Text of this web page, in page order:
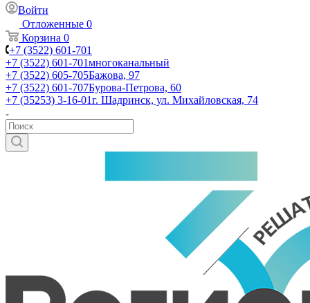
Войти
Отложенные 0
Корзина 0
+7 (3522) 601-701
+7 (3522) 601-701многоканальный
+7 (3522) 605-705Бажова, 97
+7 (3522) 601-707Бурова-Петрова, 60
+7 (35253) 3-16-01г. Шадринск, ул. Михайловская, 74